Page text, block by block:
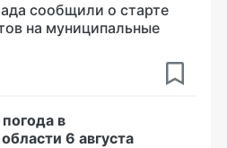
сообщили о старте
на муниципальные
в
6 августа